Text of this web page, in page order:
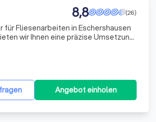
(26)
8,8
Fliesenarbeiten in Eschershausen
wir Ihnen eine präzise Umsetzung
Angebot einholen